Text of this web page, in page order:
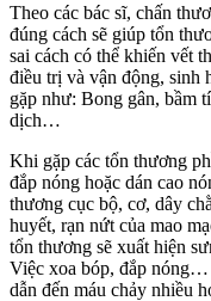
Theo các bác sĩ, chấn
đúng cách sẽ giúp tổn
sai cách có thể khiến vết
điều trị và vận động, sinh
gặp như: Bong gân, bầm
dịch…
Khi gặp các tổn thương
đắp nóng hoặc dán cao
thương cục bộ, cơ, dây
huyết, rạn nứt của mao
tổn thương sẽ xuất hiện
Việc xoa bóp, đắp nóng…
dẫn đến máu chảy nhiều